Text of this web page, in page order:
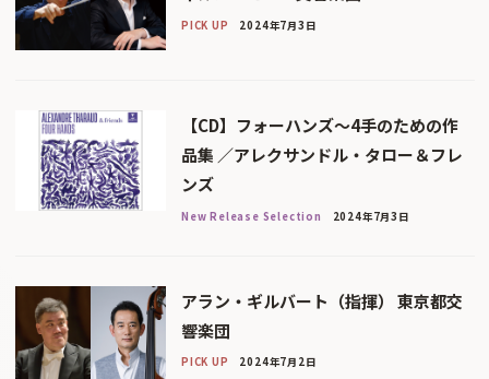
PICK UP 2024年7月3日
【CD】フォーハンズ〜4手のための作
品集 ／アレクサンドル・タロー＆フレ
ンズ
New Release Selection 2024年7月3日
アラン・ギルバート（指揮） 東京都交
響楽団
PICK UP 2024年7月2日